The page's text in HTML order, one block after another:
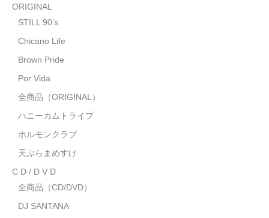
全商品（CD/DVD）
DJ SANTANA
Japanese Rap
MotiveRecords
グ ッ ズ
ORIGINAL
STILL 90’s
Chicano Life
Brown Pride
Por Vida
全商品（ORIGINAL）
ハニーカムトライプ
ホルモンクラブ
天ぷらまめすけ
C D / D V D
全商品（CD/DVD）
DJ SANTANA